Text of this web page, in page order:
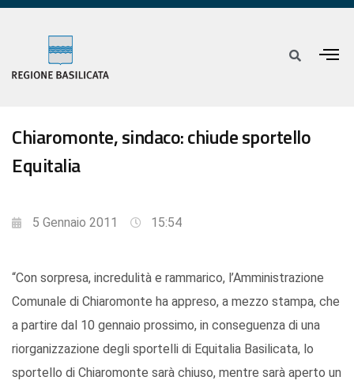
Chiaromonte, sindaco: chiude sportello
Equitalia
5 Gennaio 2011 15:54
“Con sorpresa, incredulità e rammarico, l’Amministrazione
Comunale di Chiaromonte ha appreso, a mezzo stampa, che
a partire dal 10 gennaio prossimo, in conseguenza di una
riorganizzazione degli sportelli di Equitalia Basilicata, lo
sportello di Chiaromonte sarà chiuso, mentre sarà aperto un